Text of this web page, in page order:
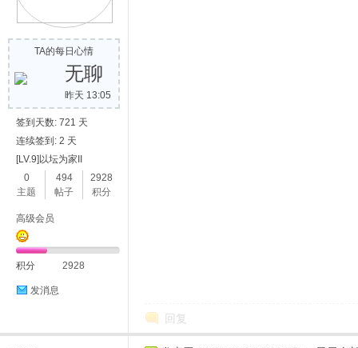
TA的每日心情
无聊
昨天 13:05
签到天数: 721 天
连续签到: 2 天
[LV.9]以坛为家II
0
主题
494
帖子
2928
积分
高级会员
积分 2928
发消息
回复